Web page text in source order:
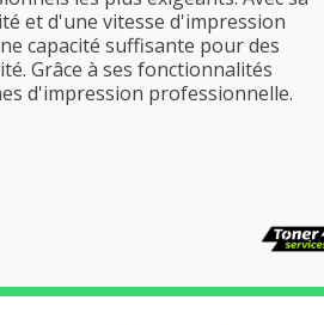
et d'une vitesse d'impression
capacité suffisante pour des
Grâce à ses fonctionnalités
d'impression professionnelle.